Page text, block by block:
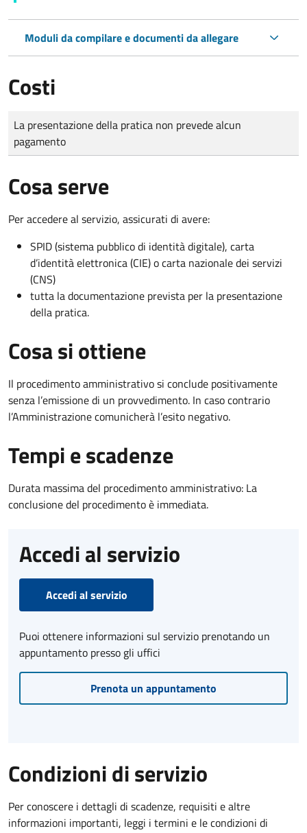
Moduli da compilare e documenti da allegare
Costi
Tipo di pagamento
Importo
La presentazione della pratica non prevede alcun
pagamento
Cosa serve
Per accedere al servizio, assicurati di avere:
SPID (sistema pubblico di identità digitale), carta
d’identità elettronica (CIE) o carta nazionale dei servizi
(CNS)
tutta la documentazione prevista per la presentazione
della pratica.
Cosa si ottiene
Il procedimento amministrativo si conclude positivamente
senza l’emissione di un provvedimento. In caso contrario
l’Amministrazione comunicherà l’esito negativo.
Tempi e scadenze
Durata massima del procedimento amministrativo: La
conclusione del procedimento è immediata.
Accedi al servizio
Accedi al servizio
Puoi ottenere informazioni sul servizio prenotando un
appuntamento presso gli uffici
Prenota un appuntamento
Condizioni di servizio
Per conoscere i dettagli di scadenze, requisiti e altre
informazioni importanti, leggi i termini e le condizioni di